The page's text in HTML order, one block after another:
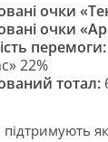
очки
очки
перемоги:
22%
тотал:
підтримують як